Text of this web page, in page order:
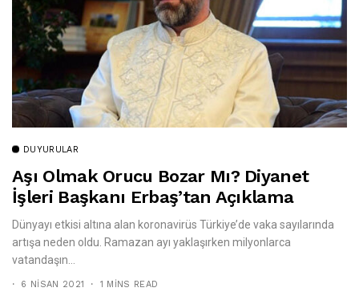
DUYURULAR
Aşı Olmak Orucu Bozar Mı? Diyanet
İşleri Başkanı Erbaş’tan Açıklama
Dünyayı etkisi altına alan koronavirüs Türkiye’de vaka sayılarında
artışa neden oldu. Ramazan ayı yaklaşırken milyonlarca
vatandaşın...
6 NISAN 2021 1 MINS READ